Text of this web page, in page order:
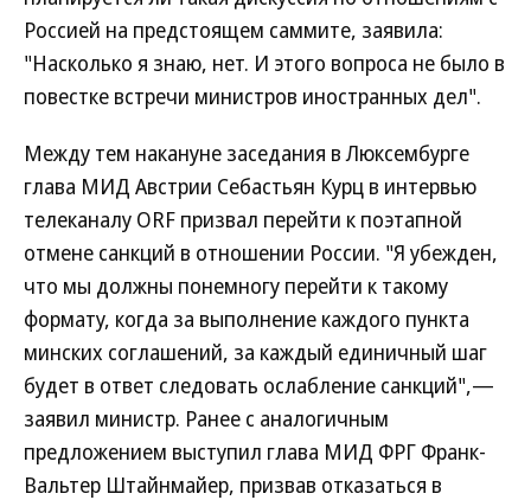
Россией на предстоящем саммите, заявила:
"Насколько я знаю, нет. И этого вопроса не было в
повестке встречи министров иностранных дел".
Между тем накануне заседания в Люксембурге
глава МИД Австрии Себастьян Курц в интервью
телеканалу ORF призвал перейти к поэтапной
отмене санкций в отношении России. "Я убежден,
что мы должны понемногу перейти к такому
формату, когда за выполнение каждого пункта
минских соглашений, за каждый единичный шаг
будет в ответ следовать ослабление санкций",—
заявил министр. Ранее с аналогичным
предложением выступил глава МИД ФРГ Франк-
Вальтер Штайнмайер, призвав отказаться в